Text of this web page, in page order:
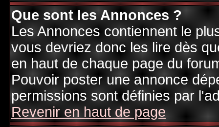
Que sont les Annonces ?
Les Annonces contiennent le
vous devriez donc les lire dès
en haut de chaque page du
Pouvoir poster une annonce
permissions sont définies par
Revenir en haut de page